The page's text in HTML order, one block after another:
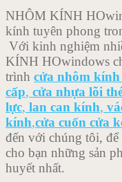
NHÔM KÍNH
kính tuyên phong
Với kinh nghiệm
KÍNH HOwindows
trình cửa nhôm kính
cấp, cửa nhựa lõi
lực, lan can kính,
kính,cửa cuốn cửa
đến với chúng tôi,
cho bạn những sản
huyết nhất.